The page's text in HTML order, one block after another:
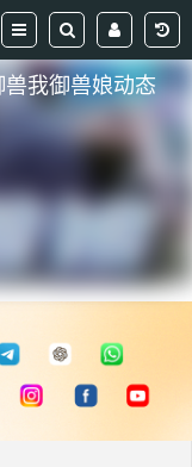
我御兽娘动态